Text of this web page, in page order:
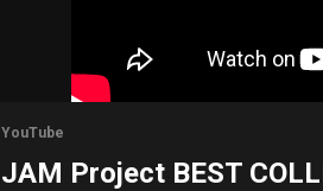
YouTube
JAM Project BEST